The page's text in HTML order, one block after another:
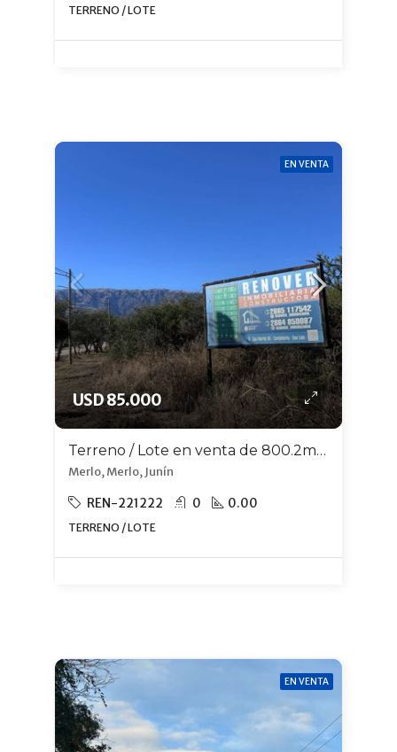
TERRENO / LOTE
EN VENTA
USD 85.000
Terreno / Lote en venta de 800.2m2 ubicado en Merlo
Merlo, Merlo, Junín
REN-221222 0 0.00
TERRENO / LOTE
EN VENTA